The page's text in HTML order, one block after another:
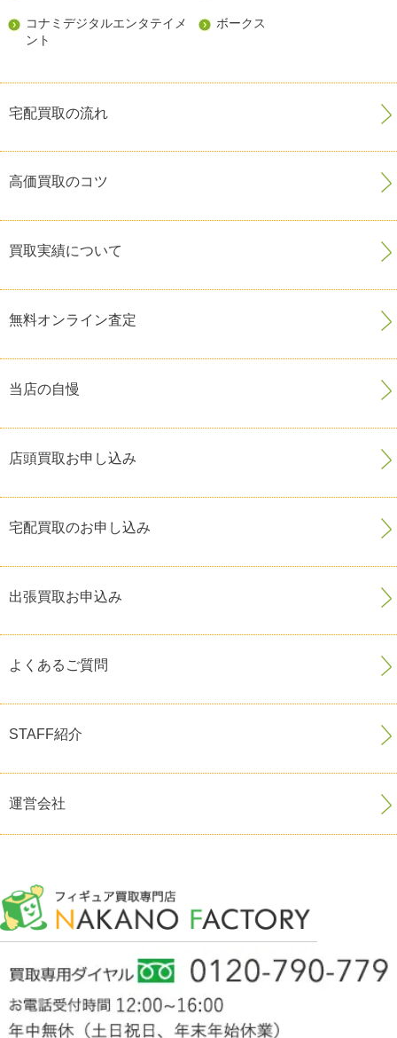
コナミデジタルエンタテイメ
ント
ボークス
宅配買取の流れ
高価買取のコツ
買取実績について
無料オンライン査定
当店の自慢
店頭買取お申し込み
宅配買取のお申し込み
出張買取お申込み
よくあるご質問
STAFF紹介
運営会社